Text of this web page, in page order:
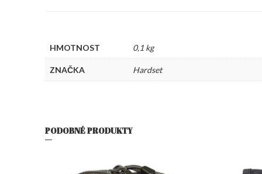
HMOTNOST 0,1 kg
ZNAČKA Hardset
PODOBNÉ PRODUKTY